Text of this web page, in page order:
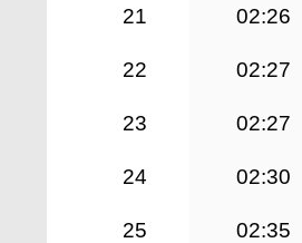
21 02:26
22 02:27
23 02:27
24 02:30
25 02:35